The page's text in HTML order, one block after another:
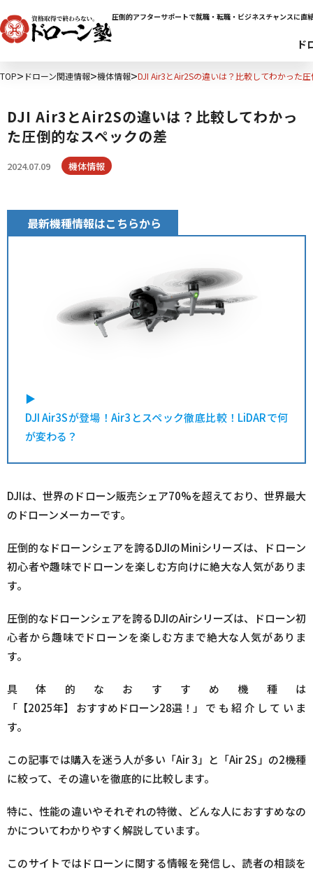
圧倒的アフターサポートで就職・転職・ビジネスチャンスに直
ド
TOP ドローン関連情報 機体情報 DJI Air3とAir2Sの違いは？比較してわかった
DJI Air3とAir2Sの違いは？比較してわかっ
た圧倒的なスペックの差
2024.07.09 機体情報
最新機種情報はこちらから
▶︎
DJI Air3Sが登場！Air3とスペック徹底比較！LiDARで何
が変わる？
DJIは、世界のドローン販売シェア70%を超えており、世界最大
のドローンメーカーです。
圧倒的なドローンシェアを誇るDJIのMiniシリーズは、ドローン
初心者や趣味でドローンを楽しむ方向けに絶大な人気がありま
す。
圧倒的なドローンシェアを誇るDJIのAirシリーズは、ドローン初
心者から趣味でドローンを楽しむ方まで絶大な人気がありま
す。
具体的なおすすめ機種は
「【2025年】 おすすめドローン28選！」
でも紹介していま
す。
この記事では購入を迷う人が多い「Air 3」と「Air 2S」の2機種
に絞って、その違いを徹底的に比較します。
特に、性能の違いやそれぞれの特徴、どんな人におすすめなの
かについてわかりやすく解説しています。
このサイトではドローンに関する情報を発信し、読者の相談を